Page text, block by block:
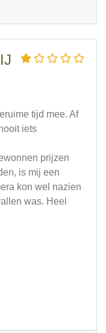
tijd mee. Af
iets
prijzen
is mij een
kon wel nazien
was. Heel